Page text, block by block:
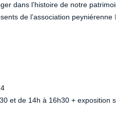
dans l’histoire de notre
de l’association peyniérenne
et de 14h à 16h30 + exposition